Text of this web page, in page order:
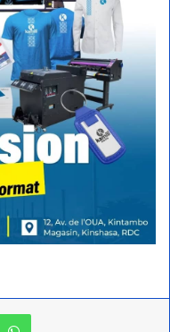
WhatsApp